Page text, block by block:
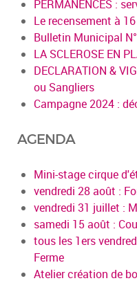
PERMANENCES :
Le recensement à
Bulletin Municipal
LA SCLEROSE EN
DECLARATION &
ou Sangliers
Campagne 2024 :
AGENDA
Mini-stage cirque
vendredi 28 août :
vendredi 31 juillet :
samedi 15 août :
tous les 1ers
Ferme
Atelier création de